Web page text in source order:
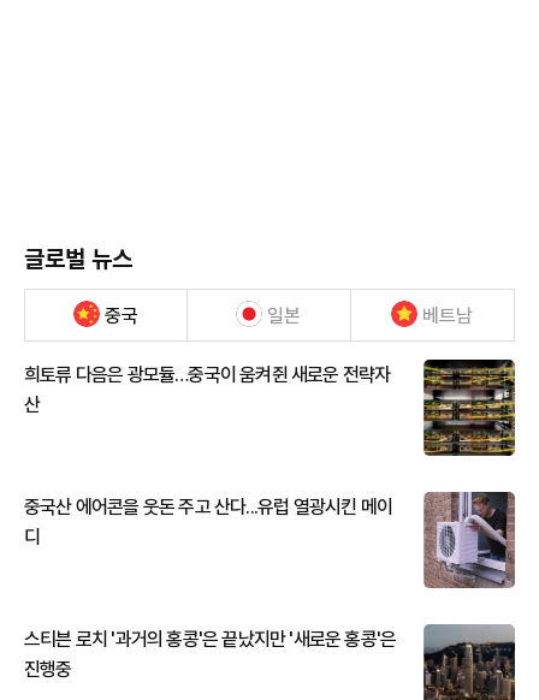
글로벌 뉴스
중국 일본 베트남
희토류 다음은 광모듈…중국이 움켜쥔 새로운 전략자
산
중국산 에어콘을 웃돈 주고 산다...유럽 열광시킨 메이
디
스티븐 로치 '과거의 홍콩'은 끝났지만 '새로운 홍콩'은
진행중